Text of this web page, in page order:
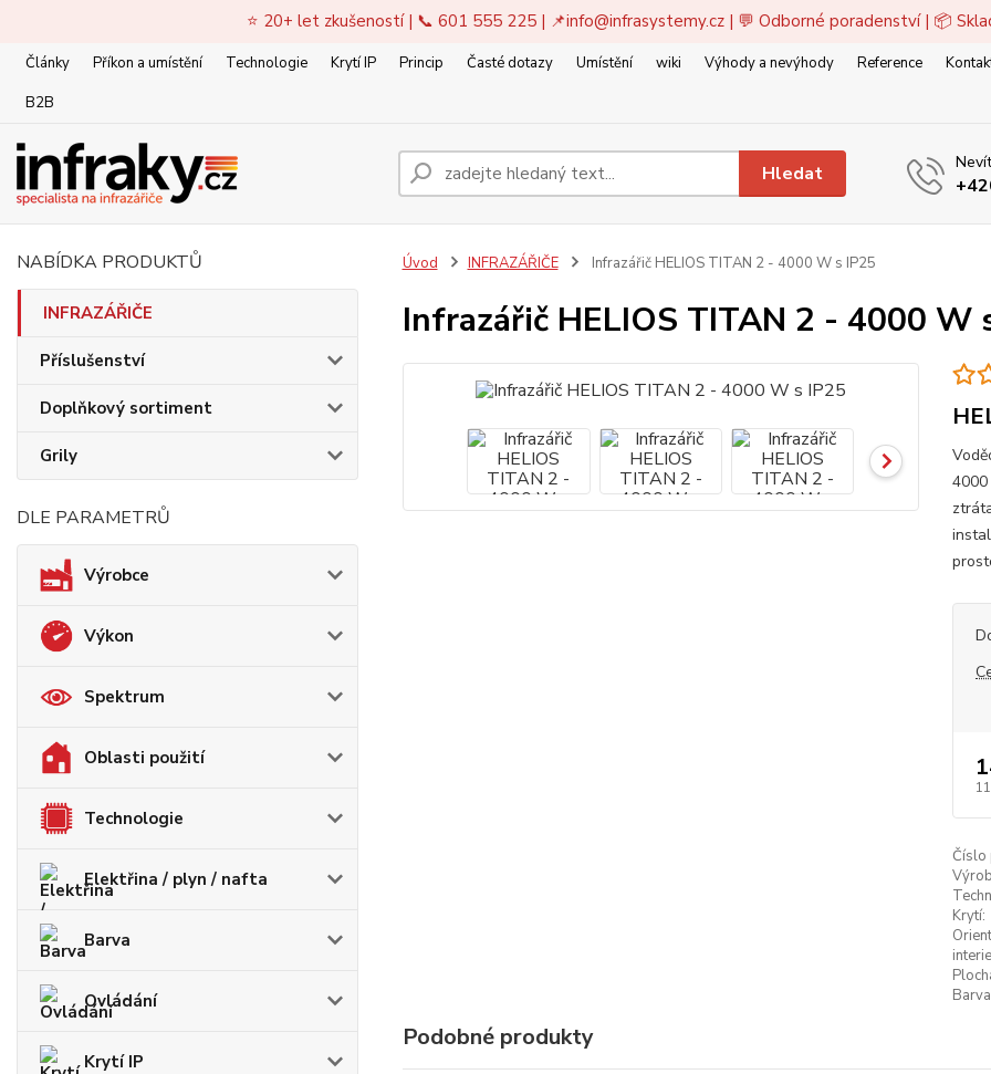
⭐ 20+ let zkušeností | 📞 601 555 225 | 📌info@infrasystemy.cz| 💬 Odborné poradenství | 📦
Články Příkon a umístění Technologie Krytí IP Princip Časté dotazy Umístění wiki Výhody a nevýhody Reference
B2B
Hledat
NABÍDKA PRODUKTŮ
INFRAZÁŘIČE
Příslušenství
Doplňkový sortiment
Grily
DLE PARAMETRŮ
Výrobce
Výkon
Spektrum
Oblasti použití
Technologie
Elektřina / plyn / nafta
Barva
Ovládání
Krytí IP
Úvod INFRAZÁŘIČE Infrazářič HELIOS TITAN 2 - 4000 W s IP25
Infrazářič HELIOS TITAN 2 - 4000 W
Číslo
Krytí:
Podobné produkty